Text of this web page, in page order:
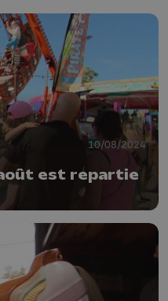
10/08/2024
est repartie